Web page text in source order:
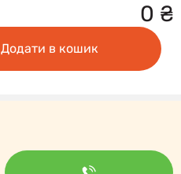
0 ₴
Додати в кошик